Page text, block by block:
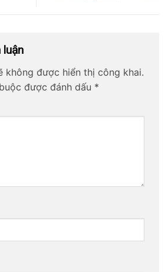
không được hiển thị công khai.
được đánh dấu *